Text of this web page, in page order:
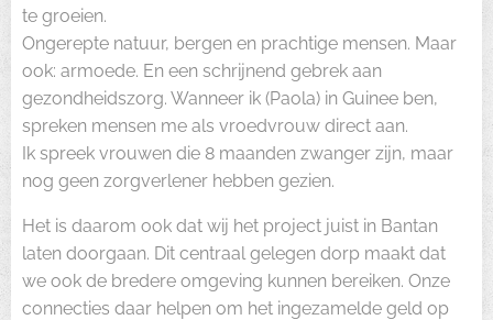
te groeien.
Ongerepte natuur, bergen en prachtige mensen. Maar
ook: armoede. En een schrijnend gebrek aan
gezondheidszorg. Wanneer ik (Paola) in Guinee ben,
spreken mensen me als vroedvrouw direct aan.
Ik spreek vrouwen die 8 maanden zwanger zijn, maar
nog geen zorgverlener hebben gezien.
Het is daarom ook dat wij het project juist in Bantan
laten doorgaan. Dit centraal gelegen dorp maakt dat
we ook de bredere omgeving kunnen bereiken. Onze
connecties daar helpen om het ingezamelde geld op